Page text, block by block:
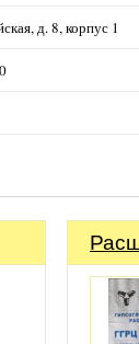
д. 8, корпус 1